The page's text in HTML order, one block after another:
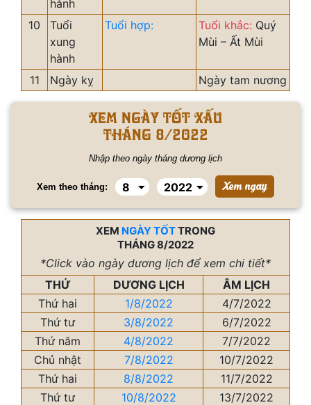
hành
10
Tuổi
xung
hành
Tuổi hợp: Tuổi khắc: Quý
Mùi – Ất Mùi
11 Ngày kỵ Ngày tam nương
Xem ngày tốt xấu
tháng 8/2022
Nhập theo ngày tháng dương lịch
Xem theo tháng:
XEM NGÀY TỐTTRONG
THÁNG 8/2022
*Click vào ngày dương lịch để xem chi tiết*
THỨ
DƯƠNG LỊCH
ÂM LỊCH
Thứ hai
1/8/2022
4/7/2022
Thứ tư
3/8/2022
6/7/2022
Thứ năm
4/8/2022
7/7/2022
Chủ nhật
7/8/2022
10/7/2022
Thứ hai
8/8/2022
11/7/2022
Thứ tư
10/8/2022
13/7/2022